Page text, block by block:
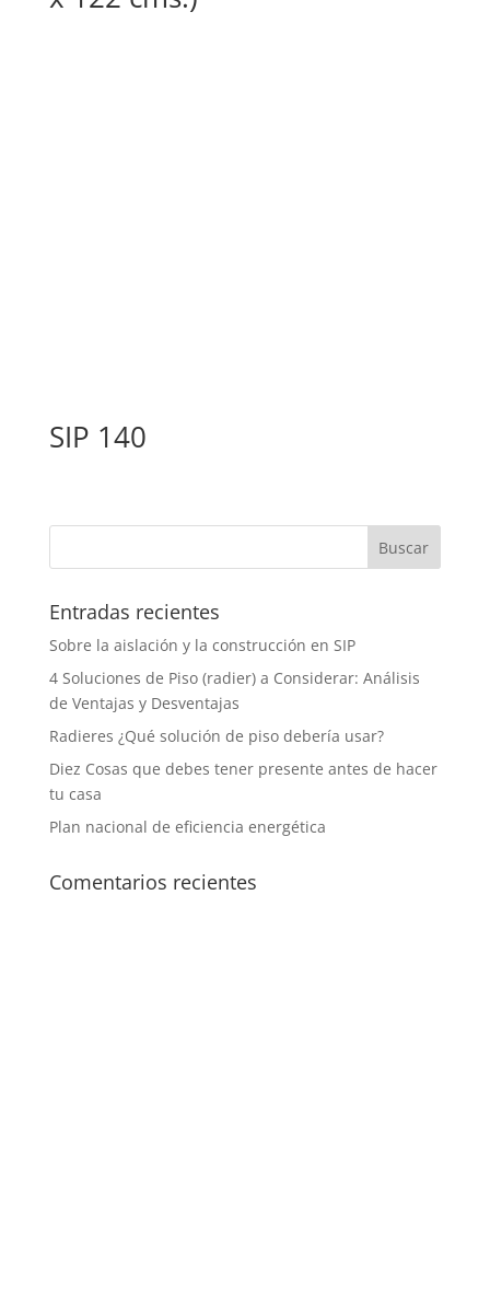
SIP 140
Entradas recientes
Sobre la aislación y la construcción en SIP
4 Soluciones de Piso (radier) a Considerar: Análisis
de Ventajas y Desventajas
Radieres ¿Qué solución de piso debería usar?
Diez Cosas que debes tener presente antes de hacer
tu casa
Plan nacional de eficiencia energética
Comentarios recientes